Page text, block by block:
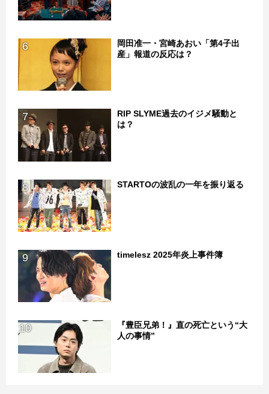
6
岡田准一・宮崎あおい「第4子出
産」報道の反応は？
7
RIP SLYME過去のイジメ騒動と
は？
8 STARTOの波乱の一年を振り返る
9 timelesz 2025年炎上事件簿
10
『豊臣兄弟！』直の死亡という“大
人の事情”